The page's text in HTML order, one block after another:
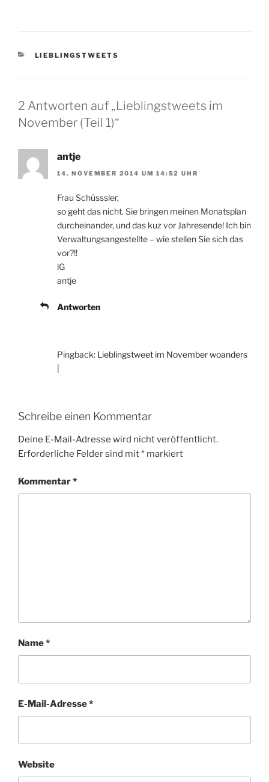
KATEGORIEN
LIEBLINGSTWEETS
2 Antworten auf „Lieblingstweets im
November (Teil 1)“
antje
14. NOVEMBER 2014 UM 14:52 UHR
Frau Schüsssler,
so geht das nicht. Sie bringen meinen Monatsplan
durcheinander, und das kuz vor Jahresende! Ich bin
Verwaltungsangestellte – wie stellen Sie sich das
vor?!!
lG
antje
Antworten
Pingback: Lieblingstweet im November woanders
Schreibe einen Kommentar
Deine E-Mail-Adresse wird nicht veröffentlicht.
Erforderliche Felder sind mit* markiert
Kommentar*
Name*
E-Mail-Adresse*
Website